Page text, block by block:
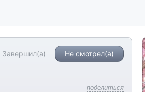
Завершил(а) Не смотрел(а)
поделиться